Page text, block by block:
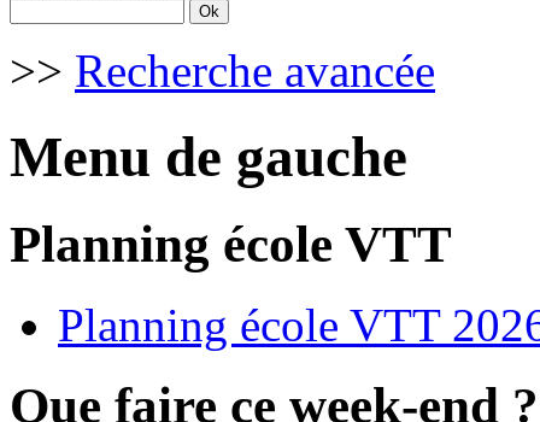
>> Recherche avancée
Menu de gauche
Planning école VTT
Planning école VTT
Que faire ce week-end ?